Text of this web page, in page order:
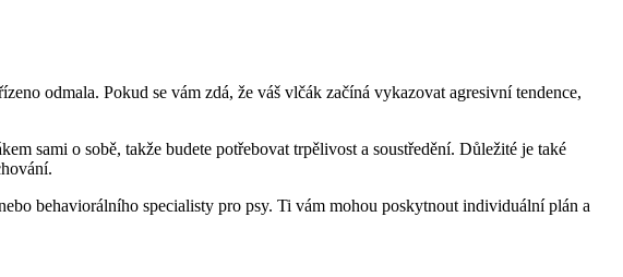
odmala. Pokud se vám zdá, že váš vlčák začíná vykazovat agresivní tendence,
sami o sobě, takže budete potřebovat trpělivost a soustředění. Důležité je také
behaviorálního specialisty pro psy. Ti vám mohou poskytnout individuální plán a